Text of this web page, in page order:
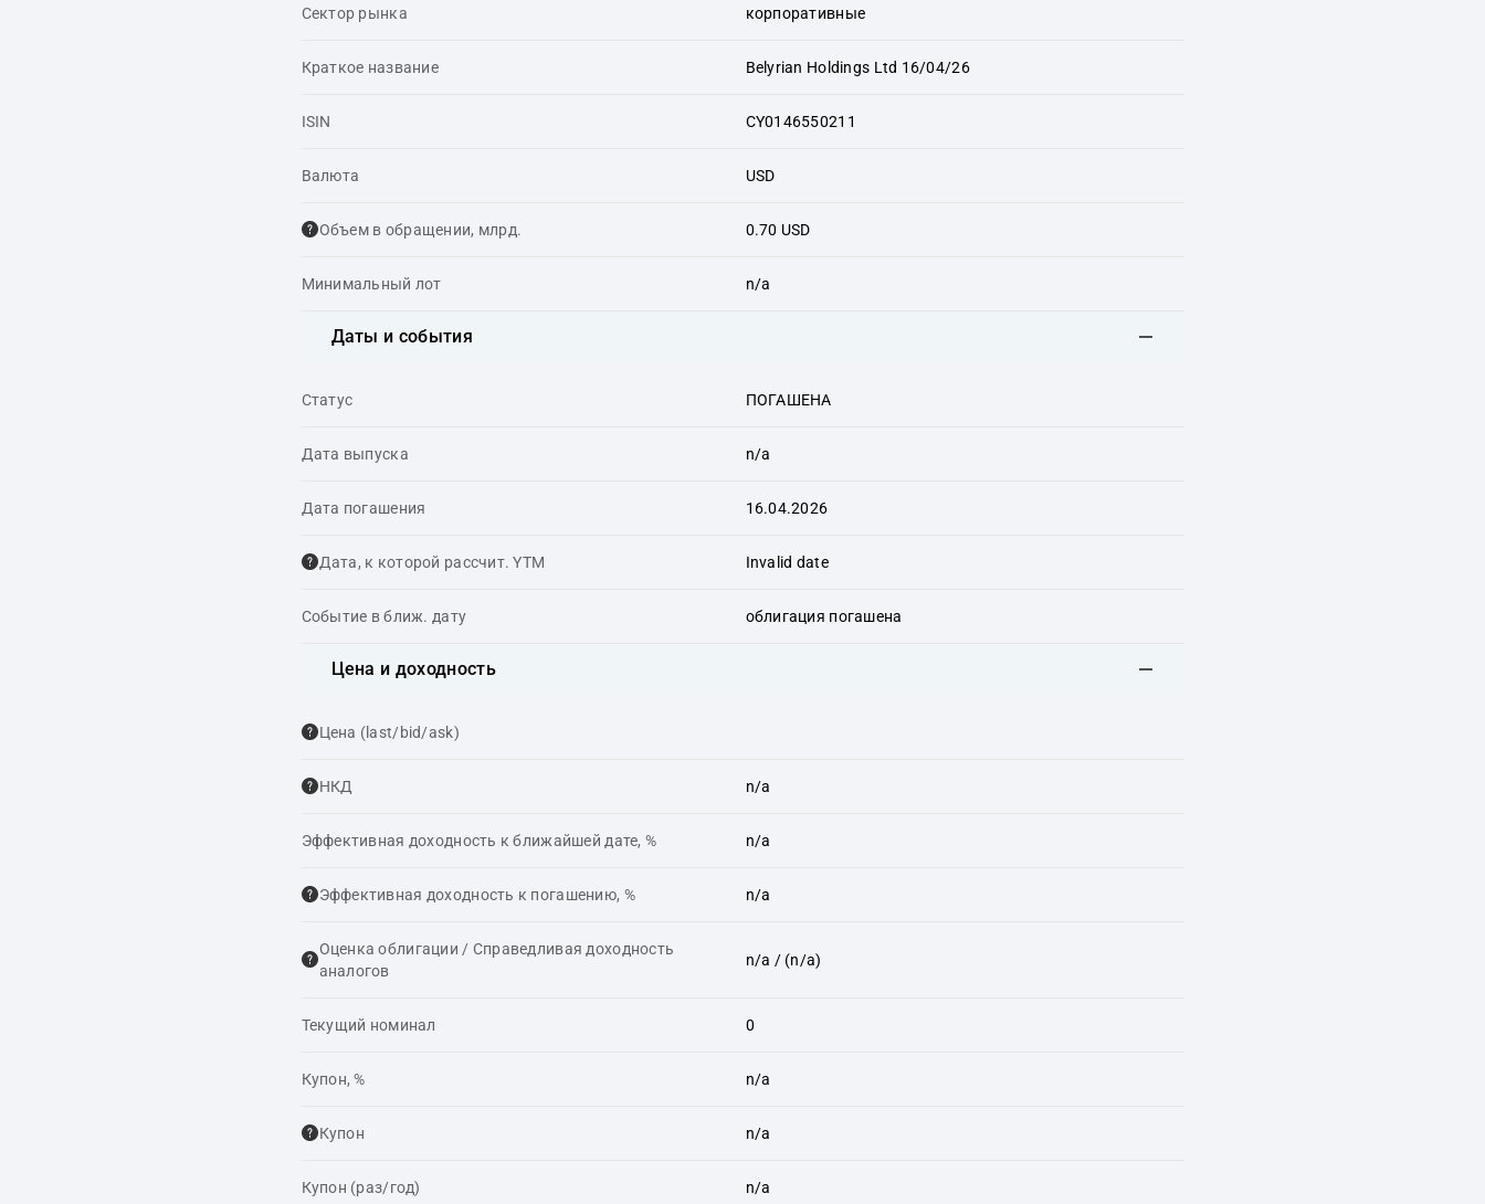
Сектор рынка корпоративные
Краткое название Belyrian Holdings Ltd 16/04/26
ISIN CY0146550211
Валюта USD
Объем в обращении, млрд. 0.70 USD
Минимальный лот n/a
Даты и события
Статус ПОГАШЕНА
Дата выпуска n/a
Дата погашения 16.04.2026
Дата, к которой рассчит. YTM Invalid date
Событие в ближ. дату облигация погашена
Цена и доходность
Цена (last/bid/ask)
НКД n/a
Эффективная доходность к ближайшей дате, % n/a
Эффективная доходность к погашению, % n/a
Оценка облигации / Справедливая доходность
аналогов
n/a / (n/a)
Текущий номинал 0
Купон, % n/a
Купон n/a
Купон (раз/год) n/a